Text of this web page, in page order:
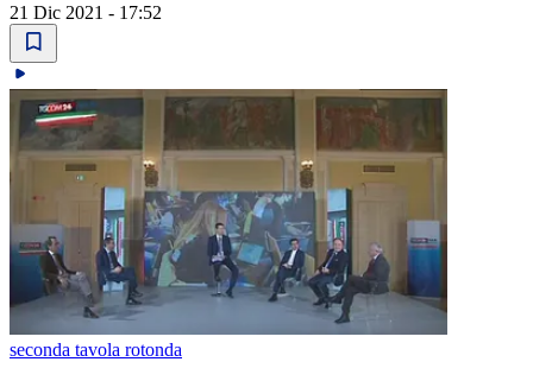
21 Dic 2021 - 17:52
seconda tavola rotonda